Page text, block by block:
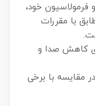
فرمولاسیون خود،
با مقررات
کاهش صدا و
مقایسه با برخی